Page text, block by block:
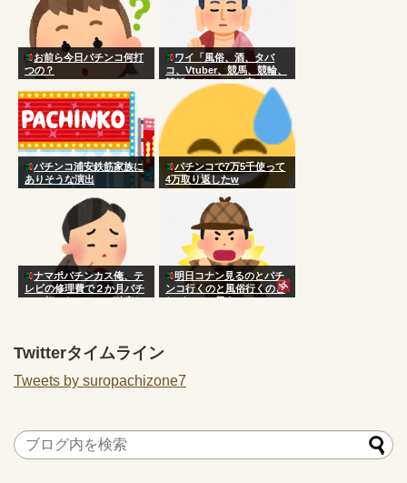
お前ら今日パチンコ何打
つの？
ワイ「風俗、酒、タバ
コ、Vtuber、競馬、競輪、
競艇、パチンコ、宝くじ一
切やりません興味ありませ
ん」
パチンコ浦安鉄筋家族に
ありそうな演出
パチンコで7万5千使って
4万取り返したw
ナマポパチンカス俺、テ
レビの修理費で２か月パチ
ンコ打てないことが確定し
明日コナン見るのとパチ
ンコ行くのと風俗行くのど
れがいいと思う？
Twitterタイムライン
Tweets by suropachizone7